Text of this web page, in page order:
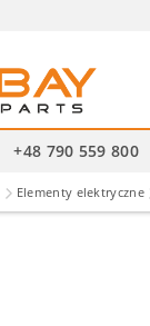
+48 790 559 800
Elementy elektryczne